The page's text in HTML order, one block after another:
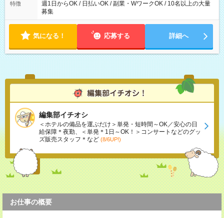
特徴
週1日からOK / 日払いOK / 副業・WワークOK / 10名以上の大量
募集
気になる！ 応募する 詳細へ
編集部イチオシ
＜ホテルの備品を運ぶだけ＞単発・短時間～OK／安心の日
給保障＊夜勤、＜単発＊1日～OK！＞コンサートなどのグッ
ズ販売スタッフ＊など (8/6UP!)
お仕事の概要